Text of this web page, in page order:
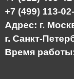
+7 (499) 113-
Адрес: г.
г. Санкт-
Время